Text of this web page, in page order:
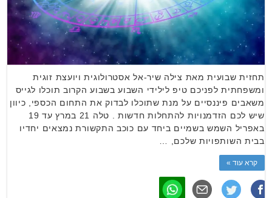
תחזית שבועית מאת צילה שיר-אל אסטרולוגית ויועצת זוגית
ומשפחתית לפניכם טיפ לילידי השבוע בשבוע הקרוב תוכלו לגייס
משאבים פיננסיים על מנת שתוכלו לבדוק את התחום הכספי, כיוון
שיש לכם הזדמנויות להתחלות חדשות . טלה 21 במרץ עד 19
באפריל השמש בשמיים ביחד עם כוכב התקשורת נמצאים יחדיו
בבית השותפויות שלכם, …
קרא עוד »